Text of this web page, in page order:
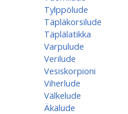
Tylppölude
Täpläkorsilude
Täplälatikka
Varpulude
Verilude
Vesiskorpioni
Viherlude
Välkelude
Äkälude